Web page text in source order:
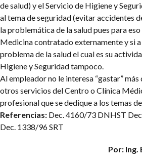
de salud) y el Servicio de Higiene y
al tema de seguridad (evitar accidentes
la problemática de la salud pues para
Medicina contratado externamente y si
problema de la salud el cual es su
Higiene y Seguridad tampoco.
Al empleador no le interesa “gastar”
otros servicios del Centro o Clínica
profesional que se dedique a los temas
Referencias: Dec. 4160/73 DNHST
Dec. 1338/96 SRT
Por: Ing.